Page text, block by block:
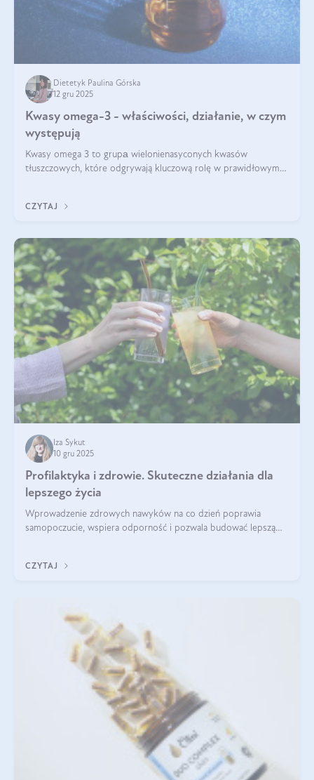
Dietetyk Paulina Górska
12 gru 2025
Kwasy omega-3 - właściwości, działanie, w czym
występują
Kwasy omega 3 to grupа wielonienasyconych kwasów
tłuszczowych, które odgrywają kluczową rolę w prawidłowym
CZYTAJ
Iza Sykut
10 gru 2025
Profilaktyka i zdrowie. Skuteczne działania dla
lepszego życia
Wprowadzenie zdrowych nawyków na co dzień poprawia
samopoczucie, wspiera odporność i pozwala budować lepszą
CZYTAJ